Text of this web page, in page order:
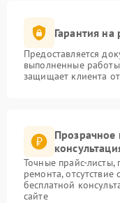
Гарантия на
Предоставляется
выполненные
защищает клиента
Прозрачное
Точные прайс-листы,
ремонта,
бесплатной
сайте